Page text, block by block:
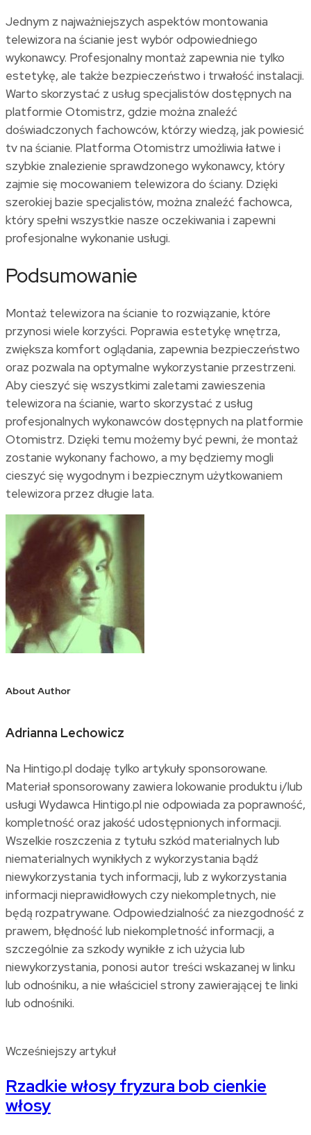
Jednym z najważniejszych aspektów montowania
telewizora na ścianie jest wybór odpowiedniego
wykonawcy. Profesjonalny montaż zapewnia nie tylko
estetykę, ale także bezpieczeństwo i trwałość instalacji.
Warto skorzystać z usług specjalistów dostępnych na
platformie Otomistrz, gdzie można znaleźć
doświadczonych fachowców, którzy wiedzą, jak powiesić
tv na ścianie. Platforma Otomistrz umożliwia łatwe i
szybkie znalezienie sprawdzonego wykonawcy, który
zajmie się mocowaniem telewizora do ściany. Dzięki
szerokiej bazie specjalistów, można znaleźć fachowca,
który spełni wszystkie nasze oczekiwania i zapewni
profesjonalne wykonanie usługi.
Podsumowanie
Montaż telewizora na ścianie to rozwiązanie, które
przynosi wiele korzyści. Poprawia estetykę wnętrza,
zwiększa komfort oglądania, zapewnia bezpieczeństwo
oraz pozwala na optymalne wykorzystanie przestrzeni.
Aby cieszyć się wszystkimi zaletami zawieszenia
telewizora na ścianie, warto skorzystać z usług
profesjonalnych wykonawców dostępnych na platformie
Otomistrz. Dzięki temu możemy być pewni, że montaż
zostanie wykonany fachowo, a my będziemy mogli
cieszyć się wygodnym i bezpiecznym użytkowaniem
telewizora przez długie lata.
About Author
Adrianna Lechowicz
Na Hintigo.pl dodaję tylko artykuły sponsorowane.
Materiał sponsorowany zawiera lokowanie produktu i/lub
usługi Wydawca Hintigo.pl nie odpowiada za poprawność,
kompletność oraz jakość udostępnionych informacji.
Wszelkie roszczenia z tytułu szkód materialnych lub
niematerialnych wynikłych z wykorzystania bądź
niewykorzystania tych informacji, lub z wykorzystania
informacji nieprawidłowych czy niekompletnych, nie
będą rozpatrywane. Odpowiedzialność za niezgodność z
prawem, błędność lub niekompletność informacji, a
szczególnie za szkody wynikłe z ich użycia lub
niewykorzystania, ponosi autor treści wskazanej w linku
lub odnośniku, a nie właściciel strony zawierającej te linki
lub odnośniki.
Wcześniejszy artykuł
Rzadkie włosy fryzura bob cienkie
włosy